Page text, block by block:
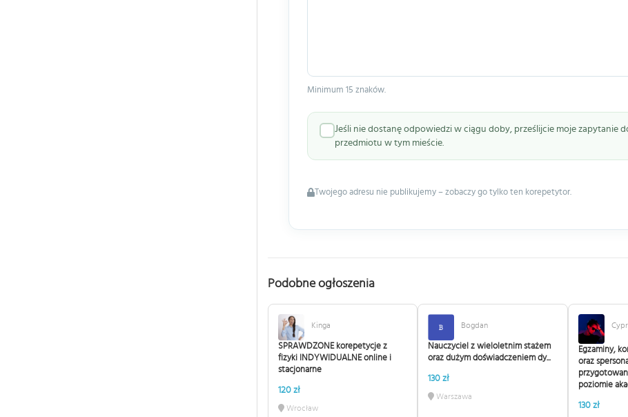
Minimum 15 znaków.
Jeśli nie dostanę odpowiedzi w ciągu doby, prześlijcie moje
przedmiotu w tym mieście.
Twojego adresu nie publikujemy – zobaczy go tylko ten korepetytor.
Podobne ogłoszenia
Kinga
SPRAWDZONE korepetycje z
fizyki INDYWIDUALNE online i
stacjonarne
120 zł
Wrocław
Bogdan
Nauczyciel z wieloletnim stażem
oraz dużym doświadczeniem dy...
130 zł
Warszawa
Egzaminy,
oraz
poziomie
130 zł